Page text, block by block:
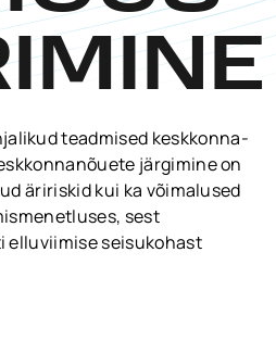
teadmised keskkonna-
järgimine on
äririskid kui ka võimalused
sest
elluviimise seisukohast